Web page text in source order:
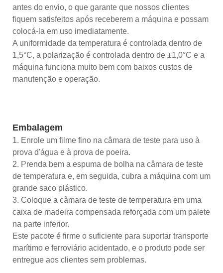
antes do envio, o que garante que nossos clientes
fiquem satisfeitos após receberem a máquina e possam
colocá-la em uso imediatamente.
A uniformidade da temperatura é controlada dentro de
1,5°C, a polarização é controlada dentro de ±1,0°C e a
máquina funciona muito bem com baixos custos de
manutenção e operação.
Embalagem
1. Enrole um filme fino na câmara de teste para uso à
prova d'água e à prova de poeira.
2. Prenda bem a espuma de bolha na câmara de teste
de temperatura e, em seguida, cubra a máquina com um
grande saco plástico.
3. Coloque a câmara de teste de temperatura em uma
caixa de madeira compensada reforçada com um palete
na parte inferior.
Este pacote é firme o suficiente para suportar transporte
marítimo e ferroviário acidentado, e o produto pode ser
entregue aos clientes sem problemas.